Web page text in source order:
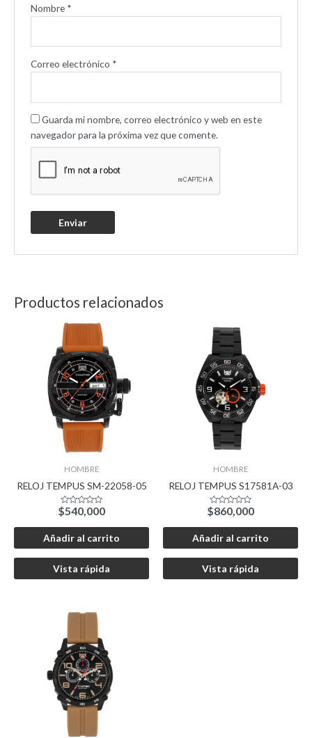
Nombre *
Correo electrónico *
Guarda mi nombre, correo electrónico y web en este
navegador para la próxima vez que comente.
Productos relacionados
HOMBRE
RELOJ TEMPUS SM-22058-05
Valorado
con
0
de
5
$540,000
Añadir al carrito
Vista rápida
HOMBRE
RELOJ TEMPUS S17581A-03
Valorado
con
0
de
5
$860,000
Añadir al carrito
Vista rápida